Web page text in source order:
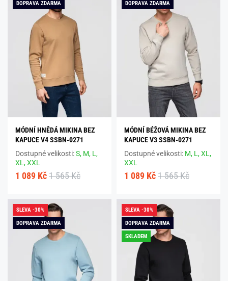
DOPRAVA ZDARMA
MÓDNÍ HNĚDÁ MIKINA BEZ
KAPUCE V4 SSBN-0271
Dostupné velikosti:S, M, L,
XL,XXL
1 089 Kč 1 565 Kč
DOPRAVA ZDARMA
MÓDNÍ BÉŽOVÁ MIKINA BEZ
KAPUCE V3 SSBN-0271
Dostupné velikosti: M, L,XL,
XXL
1 089 Kč 1 565 Kč
SLEVA -30%
DOPRAVA ZDARMA
SLEVA -30%
DOPRAVA ZDARMA
SKLADEM